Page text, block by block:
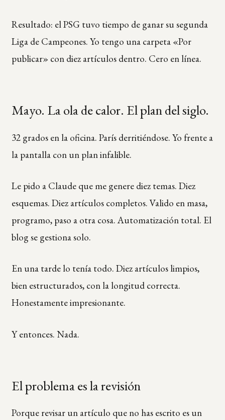
Resultado: el PSG tuvo tiempo de ganar su segunda
Liga de Campeones. Yo tengo una carpeta «Por
publicar» con diez artículos dentro. Cero en línea.
Mayo. La ola de calor. El plan del siglo.
32 grados en la oficina. París derritiéndose. Yo frente a
la pantalla con un plan infalible.
Le pido a Claude que me genere diez temas. Diez
esquemas. Diez artículos completos. Valido en masa,
programo, paso a otra cosa. Automatización total. El
blog se gestiona solo.
En una tarde lo tenía todo. Diez artículos limpios,
bien estructurados, con la longitud correcta.
Honestamente impresionante.
Y entonces. Nada.
El problema es la revisión
Porque revisar un artículo que no has escrito es un